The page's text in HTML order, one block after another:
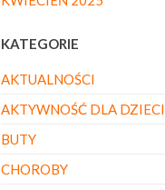
KATEGORIE
AKTUALNOŚCI
AKTYWNOŚĆ DLA DZIECI
BUTY
CHOROBY